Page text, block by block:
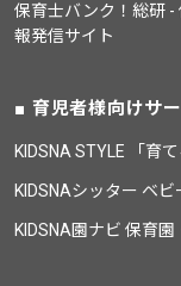
保育士バンク！総研 -
報発信サイト
育児者様向けサ
KIDSNA STYLE 「育
KIDSNAシッター ベ
KIDSNA園ナビ 保育